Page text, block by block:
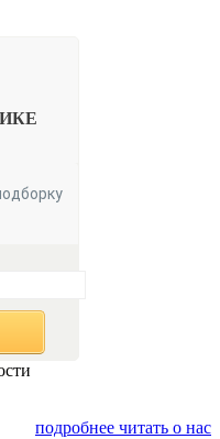
подробнее читать о нас